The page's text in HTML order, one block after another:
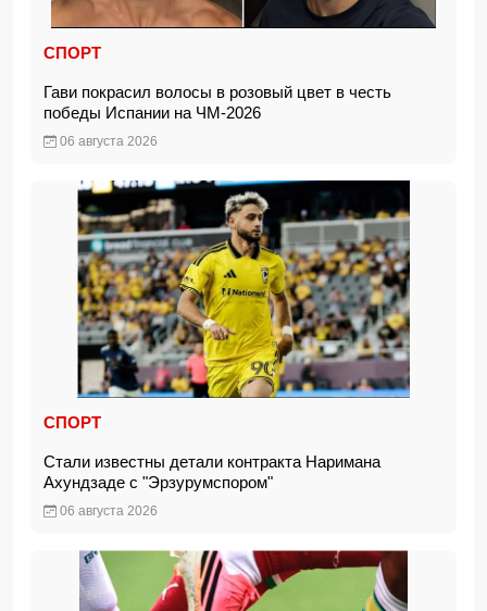
СПОРТ
Гави покрасил волосы в розовый цвет в честь
победы Испании на ЧМ-2026
06 августа 2026
СПОРТ
Стали известны детали контракта Наримана
Ахундзаде с "Эрзурумспором"
06 августа 2026